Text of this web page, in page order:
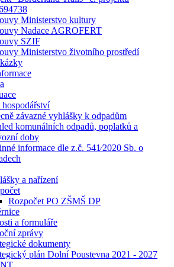
Ministerstvo kultury
Nadace AGROFERT
SZIF
Ministerstvo životního prostředí
závazné vyhlášky k odpadům
komunálních odpadů, poplatků a
doby
informace dle z.č. 541⁄2020 Sb. o
a nařízení
Rozpočet PO ZŠMŠ DP
a formuláře
zprávy
dokumenty
plán Dolní Poustevna 2021 - 2027